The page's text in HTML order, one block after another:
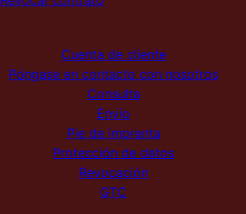
Cuenta de cliente
Póngase en contacto con nosotros
Consulta
Envío
Pie de imprenta
Protección de datos
Revocación
GTC